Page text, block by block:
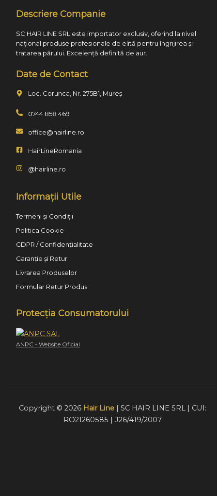
Descriere Companie
SC HAIR LINE SRL este importator exclusiv, oferind la nivel
național produse profesionale de elită pentru îngrijirea și
tratarea părului. Excelență definită de aur.
Date de Contact
Loc. Corunca, Nr. 275B1, Mureș
0744 858 469
office@hairline.ro
HairLineRomania
@hairline.ro
Informații Utile
Termeni și Condiții
Politica Cookie
GDPR / Confidențialitate
Garanție și Retur
Livrarea Produselor
Formular Retur Produs
Protecția Consumatorului
ANPC - Website Oficial
Copyright © 2026 Hair Line| SC HAIR LINE SRL | CUI:
RO21260585 | J26/419/2007